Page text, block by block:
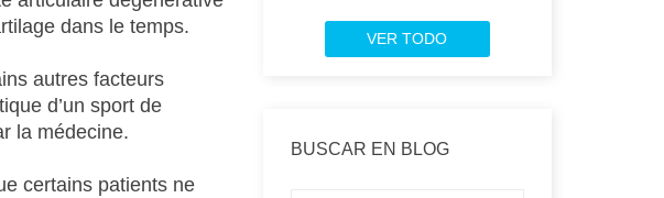
dans le temps.
autres facteurs
d’un sport de
la médecine.
certains patients ne
VER TODO
BUSCAR EN BLOG